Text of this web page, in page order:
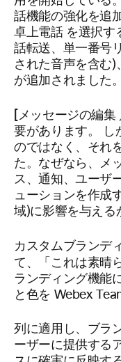
話機能の強化を追
卓上電話 を選択す
話転送、単一番号
された音声を含む
が追加されました。
[メッセージの編集
要があります。 し
のではなく、それ
た。なぜなら、メ
ス、通知、ユーザ
ューションを作成
域)に影響を与える
カスタムブランデ
て、「これは素晴
ランディング機能
と色を Webex
列に適用し、ブラ
ーザーに提供する